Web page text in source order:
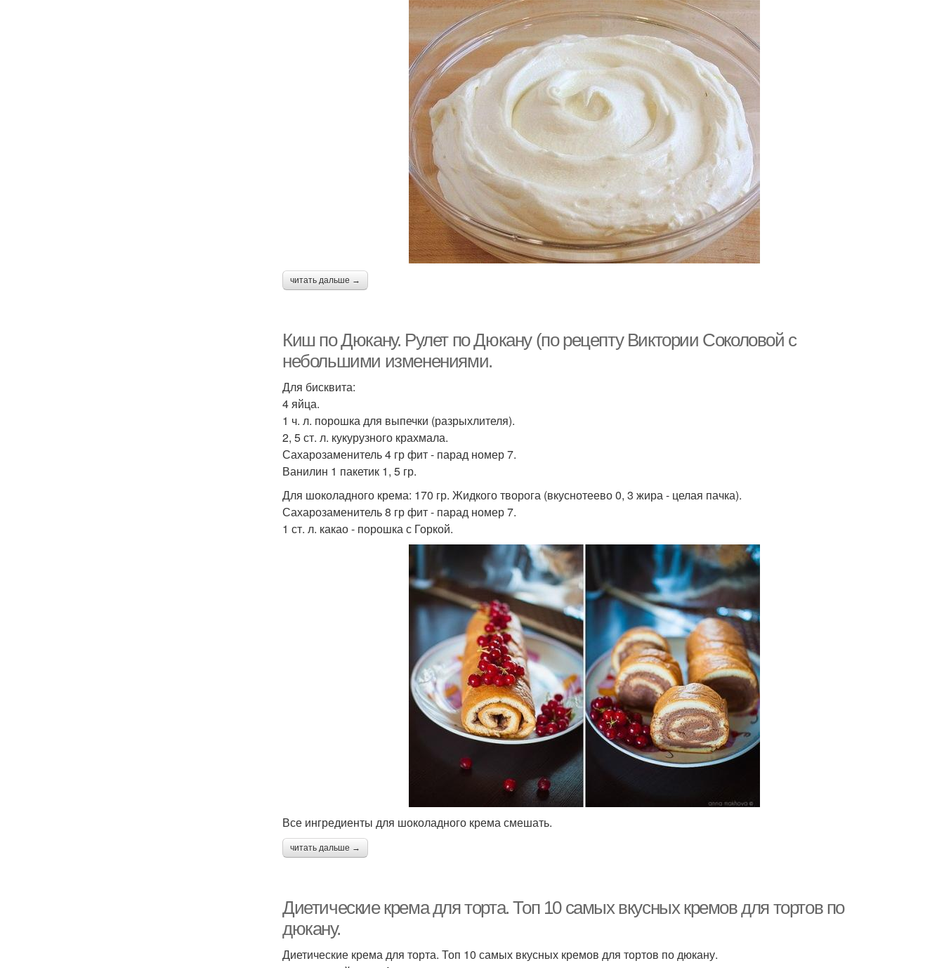
читать дальше →
Киш по Дюкану. Рулет по Дюкану (по рецепту Виктории Соколовой с
небольшими изменениями.
Для бисквита:
4 яйца.
1 ч. л. порошка для выпечки (разрыхлителя).
2, 5 ст. л. кукурузного крахмала.
Сахарозаменитель 4 гр фит - парад номер 7.
Ванилин 1 пакетик 1, 5 гр.
Для шоколадного крема: 170 гр. Жидкого творога (вкуснотеево 0, 3 жира - целая пачка).
Сахарозаменитель 8 гр фит - парад номер 7.
1 ст. л. какао - порошка с Горкой.
Все ингредиенты для шоколадного крема смешать.
читать дальше →
Диетические крема для торта. Топ 10 самых вкусных кремов для тортов по
дюкану.
Диетические крема для торта. Топ 10 самых вкусных кремов для тортов по дюкану.